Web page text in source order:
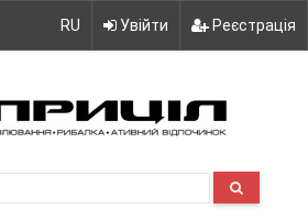
RU Увійти Реєстрація